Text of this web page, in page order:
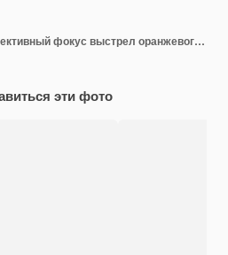
Крупным планом селективный фокус выстрел оранжевого цветка с зеленью на сером фоне
эти фото